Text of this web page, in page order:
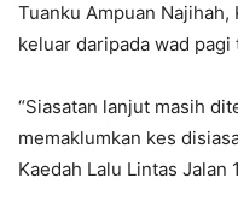
Tuanku Ampuan
keluar daripada wad pagi
“Siasatan lanjut masih
memaklumkan kes
Kaedah Lalu Lintas Jalan